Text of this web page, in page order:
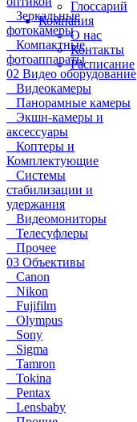
Глоссарий
Компания
О нас
Контакты
Расписание
Зеркальные
фотокамеры
Компактные
фотоаппараты
02 Видео оборудование
Видеокамеры
Панорамные камеры
Экшн-камеры и
аксессуары
Коптеры и
Комплектующие
Системы
стабилизации и
удержания
Видеомониторы
Телесуфлеры
Прочее
03 Объективы
Canon
Nikon
Fujifilm
Olympus
Sony
Sigma
Tamron
Tokina
Pentax
Lensbaby